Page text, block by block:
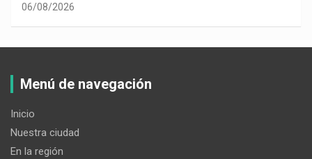
06/08/2026
Menú de navegación
Inicio
Nuestra ciudad
En la región